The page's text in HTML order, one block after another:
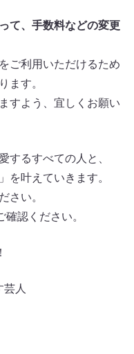
て、手数料などの変更
ご利用いただけるため
ます。
すよう、宜しくお願い
するすべての人と、
を叶えていきます。
さい。
認ください。
人